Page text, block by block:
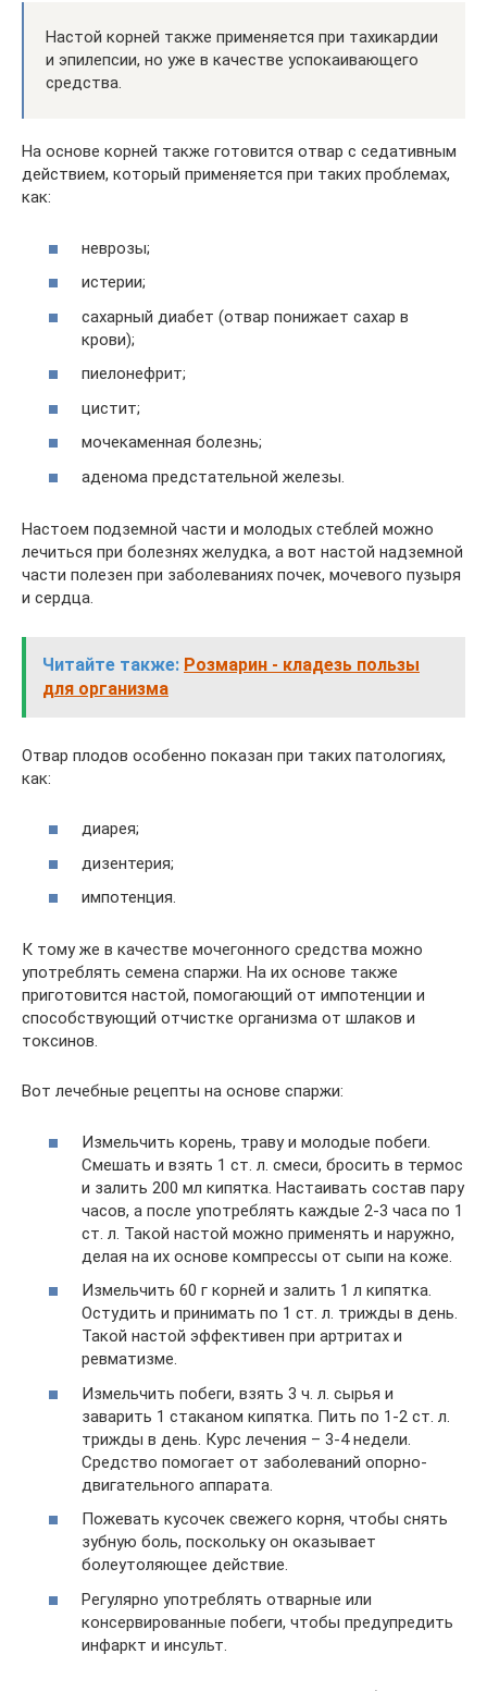
Настой корней также применяется при тахикардии
и эпилепсии, но уже в качестве успокаивающего
средства.
На основе корней также готовится отвар с седативным
действием, который применяется при таких проблемах,
как:
неврозы;
истерии;
сахарный диабет (отвар понижает сахар в
крови);
пиелонефрит;
цистит;
мочекаменная болезнь;
аденома предстательной железы.
Настоем подземной части и молодых стеблей можно
лечиться при болезнях желудка, а вот настой надземной
части полезен при заболеваниях почек, мочевого пузыря
и сердца.
Читайте также: Розмарин - кладезь пользы
для организма
Отвар плодов особенно показан при таких патологиях,
как:
диарея;
дизентерия;
импотенция.
К тому же в качестве мочегонного средства можно
употреблять семена спаржи. На их основе также
приготовится настой, помогающий от импотенции и
способствующий отчистке организма от шлаков и
токсинов.
Вот лечебные рецепты на основе спаржи:
Измельчить корень, траву и молодые побеги.
Смешать и взять 1 ст. л. смеси, бросить в термос
и залить 200 мл кипятка. Настаивать состав пару
часов, а после употреблять каждые 2-3 часа по 1
ст. л. Такой настой можно применять и наружно,
делая на их основе компрессы от сыпи на коже.
Измельчить 60 г корней и залить 1 л кипятка.
Остудить и принимать по 1 ст. л. трижды в день.
Такой настой эффективен при артритах и
ревматизме.
Измельчить побеги, взять 3 ч. л. сырья и
заварить 1 стаканом кипятка. Пить по 1-2 ст. л.
трижды в день. Курс лечения – 3-4 недели.
Средство помогает от заболеваний опорно-
двигательного аппарата.
Пожевать кусочек свежего корня, чтобы снять
зубную боль, поскольку он оказывает
болеутоляющее действие.
Регулярно употреблять отварные или
консервированные побеги, чтобы предупредить
инфаркт и инсульт.